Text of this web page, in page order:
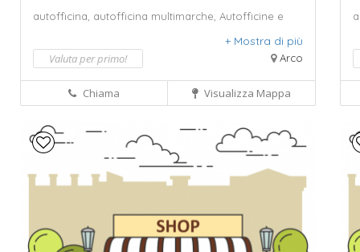
autofficina, autofficina multimarche, Autofficine e
officina per
autoveicoli,officina-carrozzeria,
ricambi per auto.,
riparazione ammortizzatori,
riparazione cambi automatici,riparazione
carburatori.,riparazione centraline elettroniche,
riparazione freni,riparazione marmitte
+ Mostra di più
Valuta per primo!
Arco
Chiama Visualizza Mappa